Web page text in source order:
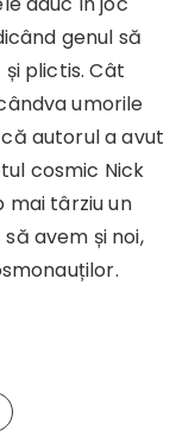
genul să
plictis. Cât
umorile
autorul a avut
cosmic Nick
mai târziu un
avem și noi,